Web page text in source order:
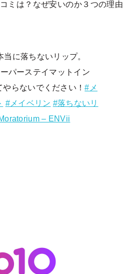
ミは？なぜ安いのか３つの理由
当に落ちないリップ。
パーステイマットイン
やらないでください！#メ
#メイベリン #落ちないリ
– ENVii